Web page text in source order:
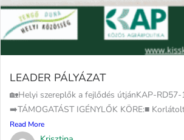
LEADER PÁLYÁZAT
🏡Helyi szereplők a fejlődés útjánKAP-
➡️TÁMOGATÁST IGÉNYLŐK KÖRE:■
Read More